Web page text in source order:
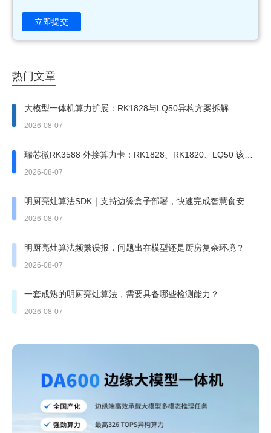
立即提交
热门文章
大模型一体机算力扩展：RK1828与LQ50异构方案拆解
2026-08-07
瑞芯微RK3588 外接算力卡：RK1828、RK1820、LQ50 该上
哪一张？
2026-08-07
明厨亮灶算法SDK｜支持边缘盒子部署，快速完成智慧食安改
造
2026-08-07
明厨亮灶算法频繁误报，问题出在模型还是厨房复杂环境？
2026-08-07
一套成熟的明厨亮灶算法，需要具备哪些检测能力？
2026-08-07